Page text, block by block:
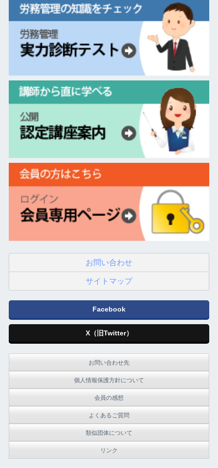
お問い合わせ
サイトマップ
Facebook
X（旧Twitter）
お問い合わせ先
個人情報保護方針について
会員の感想
よくあるご質問
類似団体について
リンク